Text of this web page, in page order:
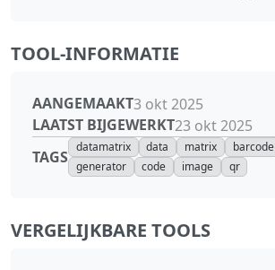
TOOL-INFORMATIE
AANGEMAAKT3 okt 2025
LAATST BIJGEWERKT23 okt 2025
TAGS
datamatrix data matrix barcode
generator
code image qr
VERGELIJKBARE TOOLS